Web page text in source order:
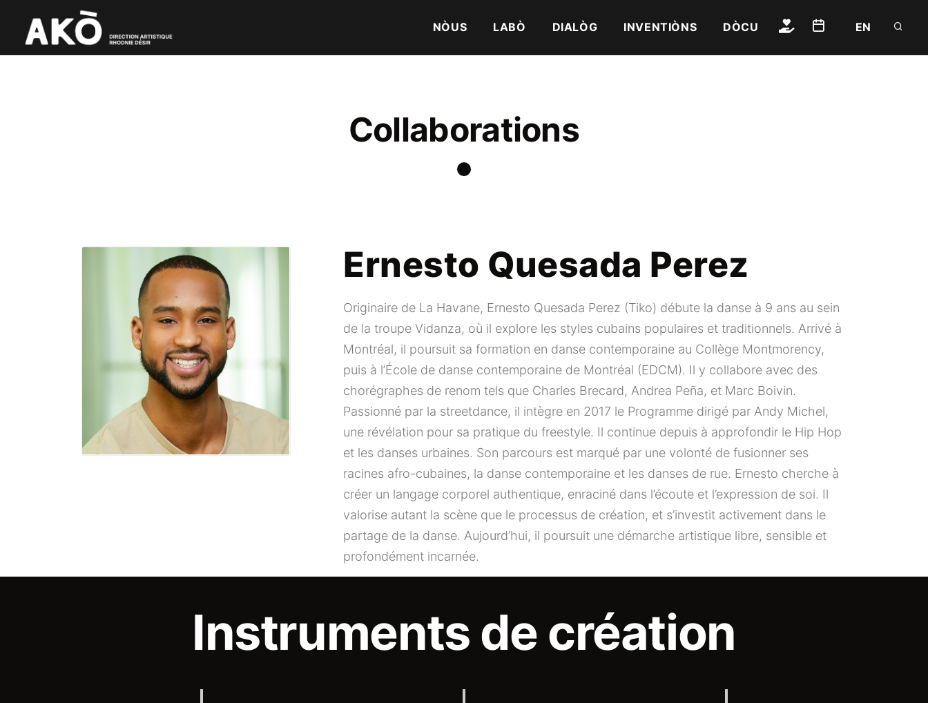
NÒUS LABÒ DIALÒG INVENTIÒNS DÒCU EN
Collaborations
Ernesto Quesada Perez
Originaire de La Havane, Ernesto Quesada Perez (Tiko) débute la danse à 9 ans au sein
de la troupe Vidanza, où il explore les styles cubains populaires et traditionnels. Arrivé à
Montréal, il poursuit sa formation en danse contemporaine au Collège Montmorency,
puis à l’École de danse contemporaine de Montréal (EDCM). Il y collabore avec des
chorégraphes de renom tels que Charles Brecard, Andrea Peña, et Marc Boivin.
Passionné par la streetdance, il intègre en 2017 le Programme dirigé par Andy Michel,
une révélation pour sa pratique du freestyle. Il continue depuis à approfondir le Hip Hop
et les danses urbaines. Son parcours est marqué par une volonté de fusionner ses
racines afro-cubaines, la danse contemporaine et les danses de rue. Ernesto cherche à
créer un langage corporel authentique, enraciné dans l’écoute et l’expression de soi. Il
valorise autant la scène que le processus de création, et s’investit activement dans le
partage de la danse. Aujourd’hui, il poursuit une démarche artistique libre, sensible et
profondément incarnée.
Instruments de création